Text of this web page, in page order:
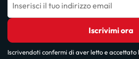
Inserisci il tuo indirizzo email
Iscrivimi ora
Iscrivendoti confermi di aver letto e accettato